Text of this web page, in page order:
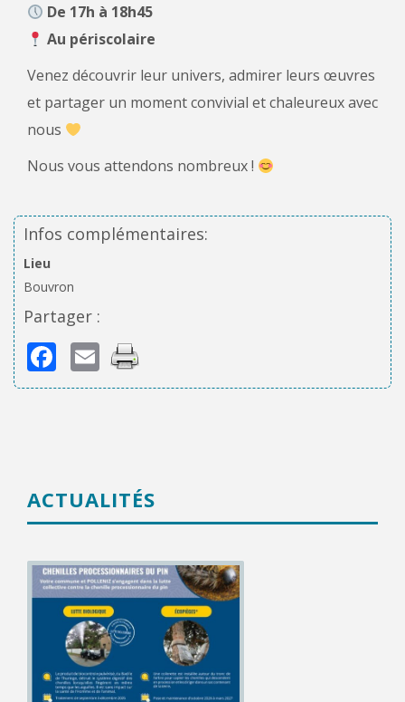
De 17h à 18h45
Au périscolaire
Venez découvrir leur univers, admirer leurs œuvres
et partager un moment convivial et chaleureux avec
nous
Nous vous attendons nombreux !
Infos complémentaires:
Lieu
Bouvron
Partager :
Facebook
Email
ACTUALITÉS